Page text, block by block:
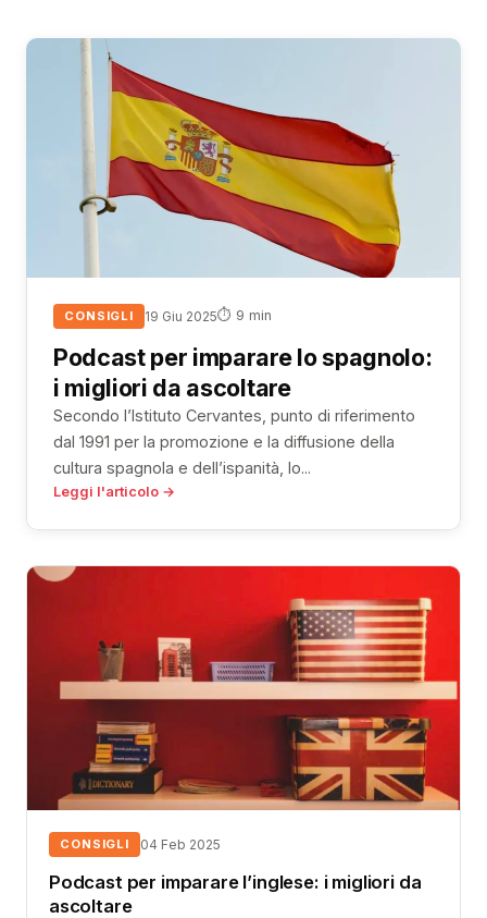
CONSIGLI 19 Giu 2025⏱ 9 min
Podcast per imparare lo spagnolo:
i migliori da ascoltare
Secondo l’Istituto Cervantes, punto di riferimento
dal 1991 per la promozione e la diffusione della
cultura spagnola e dell’ispanità, lo...
Leggi l'articolo →
CONSIGLI 04 Feb 2025
Podcast per imparare l’inglese: i migliori da
ascoltare